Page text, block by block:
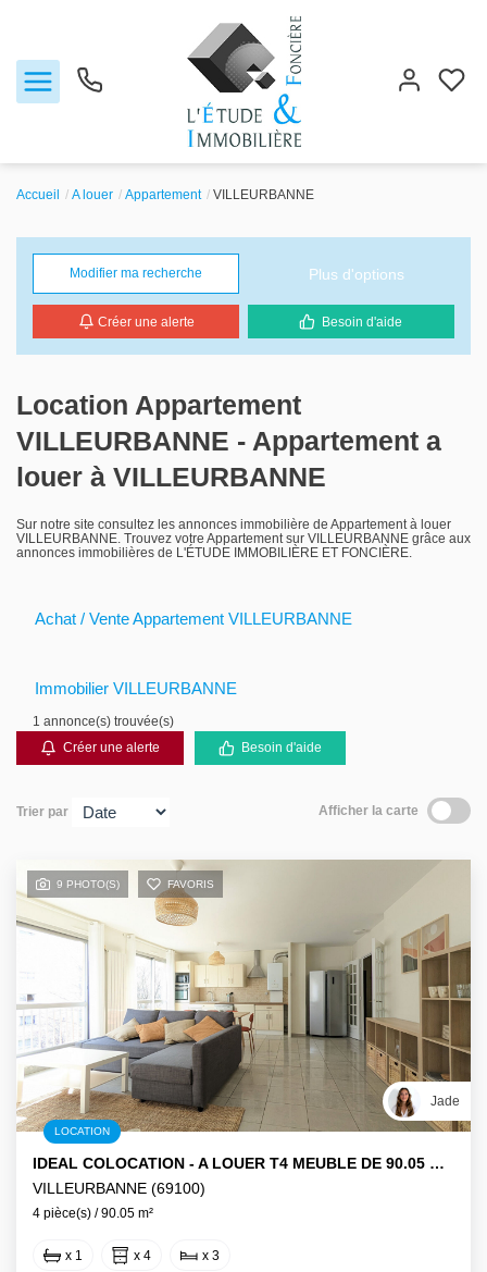
Ventes
Biens vendus
Locations
Estimation
Gestion locative
Accueil A louer Appartement VILLEURBANNE
Modifier ma recherche Plus d'options
Créer une alerte Besoin d'aide
Location Appartement
VILLEURBANNE - Appartement a
louer à VILLEURBANNE
Sur notre site consultez les annonces immobilière de Appartement à louer
VILLEURBANNE. Trouvez votre Appartement sur VILLEURBANNE grâce aux
annonces immobilières de L'ÉTUDE IMMOBILIÈRE ET FONCIÈRE.
Achat / Vente Appartement VILLEURBANNE
Immobilier VILLEURBANNE
1 annonce(s) trouvée(s)
Créer une alerte
Besoin d'aide
Trier par Afficher la carte
9 PHOTO(S) FAVORIS
Jade
LOCATION
IDEAL COLOCATION - A LOUER T4 MEUBLE DE 90.05 M² - 7 RUE DES PEUPLIERS A VILLEURBANNE
VILLEURBANNE (69100)
4 pièce(s) / 90.05 m²
x 1 x 4 x 3